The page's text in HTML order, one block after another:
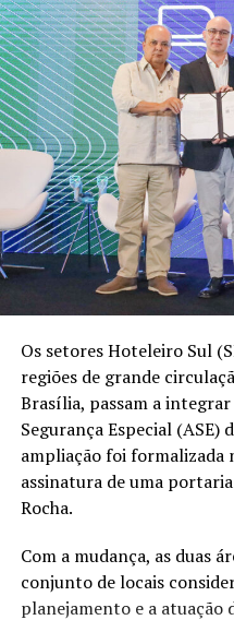
Os setores Hoteleiro Sul
regiões de grande
Brasília, passam a
Segurança Especial (ASE)
ampliação foi formalizada
assinatura de uma
Rocha.
Com a mudança, as duas
conjunto de locais
planejamento e a atuação